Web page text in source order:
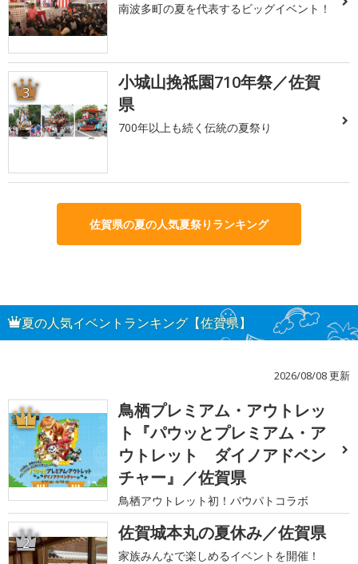
南波多町の夏を代表するビッグイベント！
3
小城山挽祗園710年祭／佐賀
県
700年以上も続く伝統の夏祭り
佐賀県の夏の人気夏祭りランキング
夏の人気イベントランキング【佐賀県】
2026/08/08 更新
1
鳥栖プレミアム・アウトレッ
ト『パウッとプレミアム・ア
ウトレット ダイノアドベン
チャー』／佐賀県
鳥栖アウトレット初！パウパトコラボ
2 佐賀城本丸の夏休み／佐賀県
家族みんなで楽しめるイベントを開催！